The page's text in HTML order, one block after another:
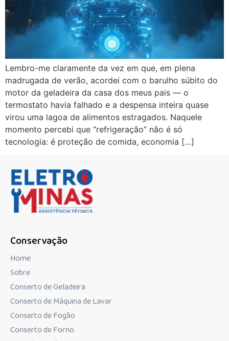
Lembro-me claramente da vez em que, em plena
madrugada de verão, acordei com o barulho súbito do
motor da geladeira da casa dos meus pais — o
termostato havia falhado e a despensa inteira quase
virou uma lagoa de alimentos estragados. Naquele
momento percebi que “refrigeração” não é só
tecnologia: é proteção de comida, economia […]
Conservação
Home
Sobre
Conserto de Geladeira
Conserto de Máquina de Lavar
Conserto de Fogão
Conserto de Forno